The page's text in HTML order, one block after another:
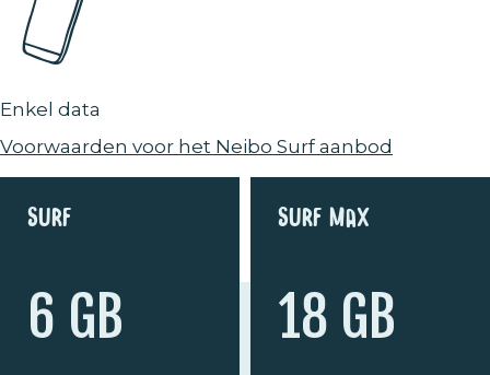
Enkel data
Voorwaarden voor het Neibo Surf aanbod
Surf
6 GB
Surf Max
18 GB